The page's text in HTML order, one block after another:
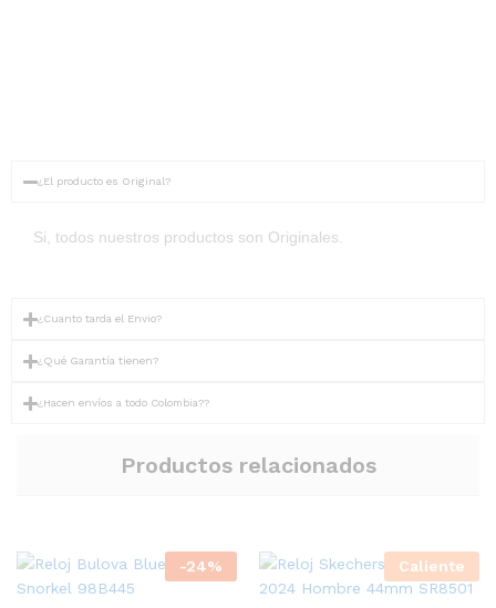
¿El producto es Original?
Si, todos nuestros productos son Originales.
¿Cuanto tarda el Envio?
¿Qué Garantía tienen?
¿Hacen envíos a todo Colombia??
Productos relacionados
-24% Caliente